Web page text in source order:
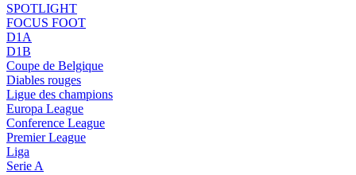
SPOTLIGHT
FOCUS FOOT
D1A
D1B
Coupe de Belgique
Diables rouges
Ligue des champions
Europa League
Conference League
Premier League
Liga
Serie A